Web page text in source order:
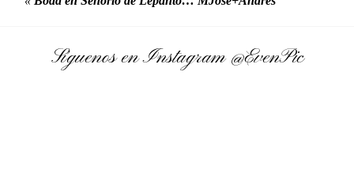
Síguenos en Instagram@EvenPic